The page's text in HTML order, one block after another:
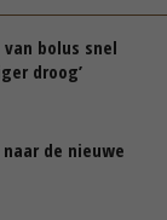
bolus snel
droog’
de nieuwe